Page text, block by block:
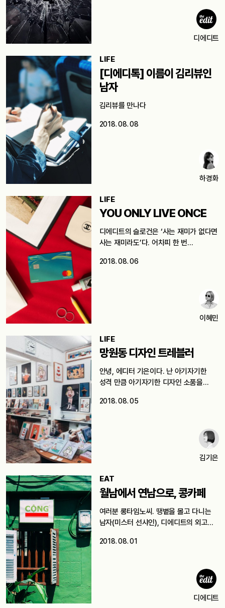
디에디트
LIFE
[디에디톡] 이름이 김리뷰인
남자
김리뷰를 만나다
2018. 08. 08
하경화
LIFE
YOU ONLY LIVE ONCE
디에디트의 슬로건은 ‘사는 재미가 없다면
사는 재미라도’다. 어차피 한 번…
2018. 08. 06
이혜민
LIFE
망원동 디자인 트레블러
안녕, 에디터 기은이다. 난 아기자기한
성격 만큼 아기자기한 디자인 소품을…
2018. 08. 05
김기은
EAT
월남에서 연남으로, 콩카페
여러분 롱타임노씨. 땡볕을 몰고 다니는
남자(미스터 선샤인), 디에디트의 외고
2018. 08. 01
디에디트